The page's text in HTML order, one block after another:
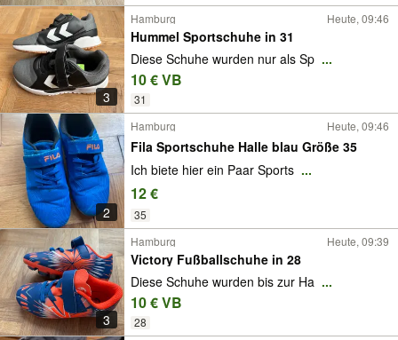
3
Hamburg Heute, 09:46
Hummel Sportschuhe in 31
Diese Schuhe wurden nur als Sp ...
10 € VB
31
2
Hamburg Heute, 09:46
Fila Sportschuhe Halle blau Größe 35
Ich biete hier ein Paar Sports ...
12 €
35
3
Hamburg Heute, 09:39
Victory Fußballschuhe in 28
Diese Schuhe wurden bis zur Ha ...
10 € VB
28